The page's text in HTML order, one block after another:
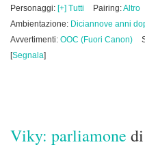
Personaggi: [+] Tutti Pairing:Altro
Ambientazione: Diciannove anni
Avvertimenti: OOC (Fuori Canon)
[Segnala]
Viky: parliamone di